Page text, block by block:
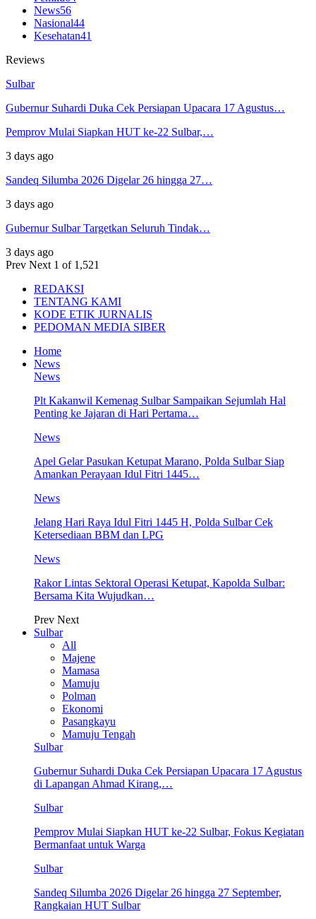
News56
Nasional44
Kesehatan41
Reviews
Sulbar
Gubernur Suhardi Duka Cek Persiapan Upacara 17 Agustus…
Pemprov Mulai Siapkan HUT ke-22 Sulbar,…
3 days ago
Sandeq Silumba 2026 Digelar 26 hingga 27…
3 days ago
Gubernur Sulbar Targetkan Seluruh Tindak…
3 days ago
Prev Next 1 of 1,521
REDAKSI
TENTANG KAMI
KODE ETIK JURNALIS
PEDOMAN MEDIA SIBER
Home
News
News
Plt Kakanwil Kemenag Sulbar Sampaikan Sejumlah Hal
Penting ke Jajaran di Hari Pertama…
News
Apel Gelar Pasukan Ketupat Marano, Polda Sulbar Siap
Amankan Perayaan Idul Fitri 1445…
News
Jelang Hari Raya Idul Fitri 1445 H, Polda Sulbar Cek
Ketersediaan BBM dan LPG
News
Rakor Lintas Sektoral Operasi Ketupat, Kapolda Sulbar:
Bersama Kita Wujudkan…
Prev Next
Sulbar
All
Majene
Mamasa
Mamuju
Polman
Ekonomi
Pasangkayu
Mamuju Tengah
Sulbar
Gubernur Suhardi Duka Cek Persiapan Upacara 17 Agustus
di Lapangan Ahmad Kirang,…
Sulbar
Pemprov Mulai Siapkan HUT ke-22 Sulbar, Fokus Kegiatan
Bermanfaat untuk Warga
Sulbar
Sandeq Silumba 2026 Digelar 26 hingga 27 September,
Rangkaian HUT Sulbar